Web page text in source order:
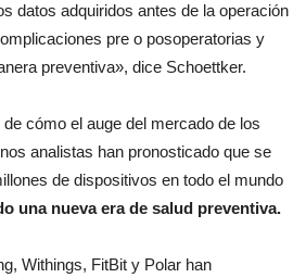
datos adquiridos antes de la operación
pre o posoperatorias y
preventiva», dice Schoettker.
cómo el auge del mercado de los
analistas han pronosticado que se
de dispositivos en todo el mundo
una nueva era de salud preventiva.
Withings, FitBit y Polar han